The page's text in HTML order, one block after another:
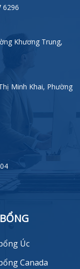
6296
Khương Trung,
Minh Khai, Phường
Úc
Canada